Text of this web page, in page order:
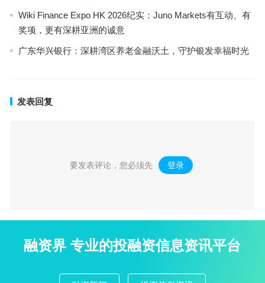
Wiki Finance Expo HK 2026纪实：Juno Markets有互动、有
奖项，更有深耕亚洲的诚意
广东华兴银行：深耕湾区养老金融沃土，守护银发幸福时光
发表回复
要发表评论，您必须先 登录 。
融资界 专业的投融资信息资讯平台